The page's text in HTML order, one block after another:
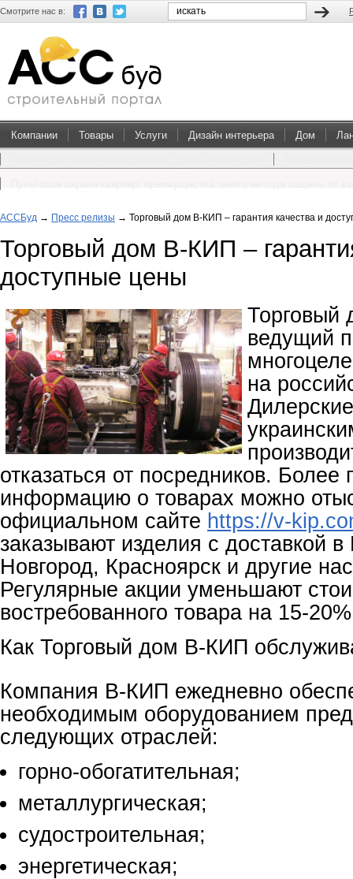
Смотрите нас в:
Компании Товары Услуги Дизайн интерьера Дом
АССБуд → Пресс релизы → Торговый дом В-КИП – гарантия качества и
Торговый дом В-КИП –
доступные цены
Торговый
ведущий
на
отказаться от посредников. Более
информацию о товарах можно
официальном сайте https://v-
заказывают изделия с доставкой
Новгород, Красноярск и другие
Регулярные акции уменьшают
востребованного товара на 15-
Как Торговый дом В-КИП
Компания В-КИП ежедневно
необходимым оборудованием
следующих отраслей:
горно-обогатительная;
металлургическая;
судостроительная;
энергетическая;